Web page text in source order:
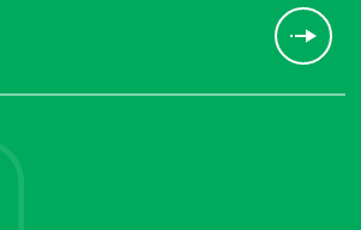
求される場合は、下記担当者に連
の手続をお願いいたします。な
りますのでご承知ください。